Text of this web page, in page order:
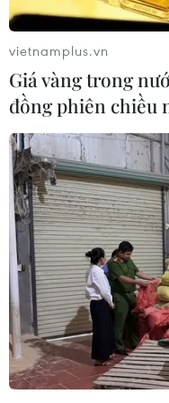
phát triển mới cho
học
22/07/2026 07:18
Việt Nam ứng dụng
pháp CAR-T điều trị
đỏ
21/07/2026 11:48
VAIC 2026: Giải bài
Việt Nam bằng giải
19/07/2026 13:17
Liệu pháp miễn
vietnamplus.vn
Giá vàng trong
đồng phiên chiều